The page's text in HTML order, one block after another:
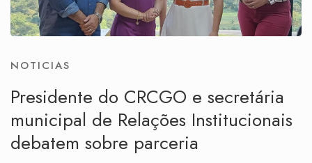
NOTICIAS
Presidente do CRCGO e secretária
municipal de Relações Institucionais
debatem sobre parceria